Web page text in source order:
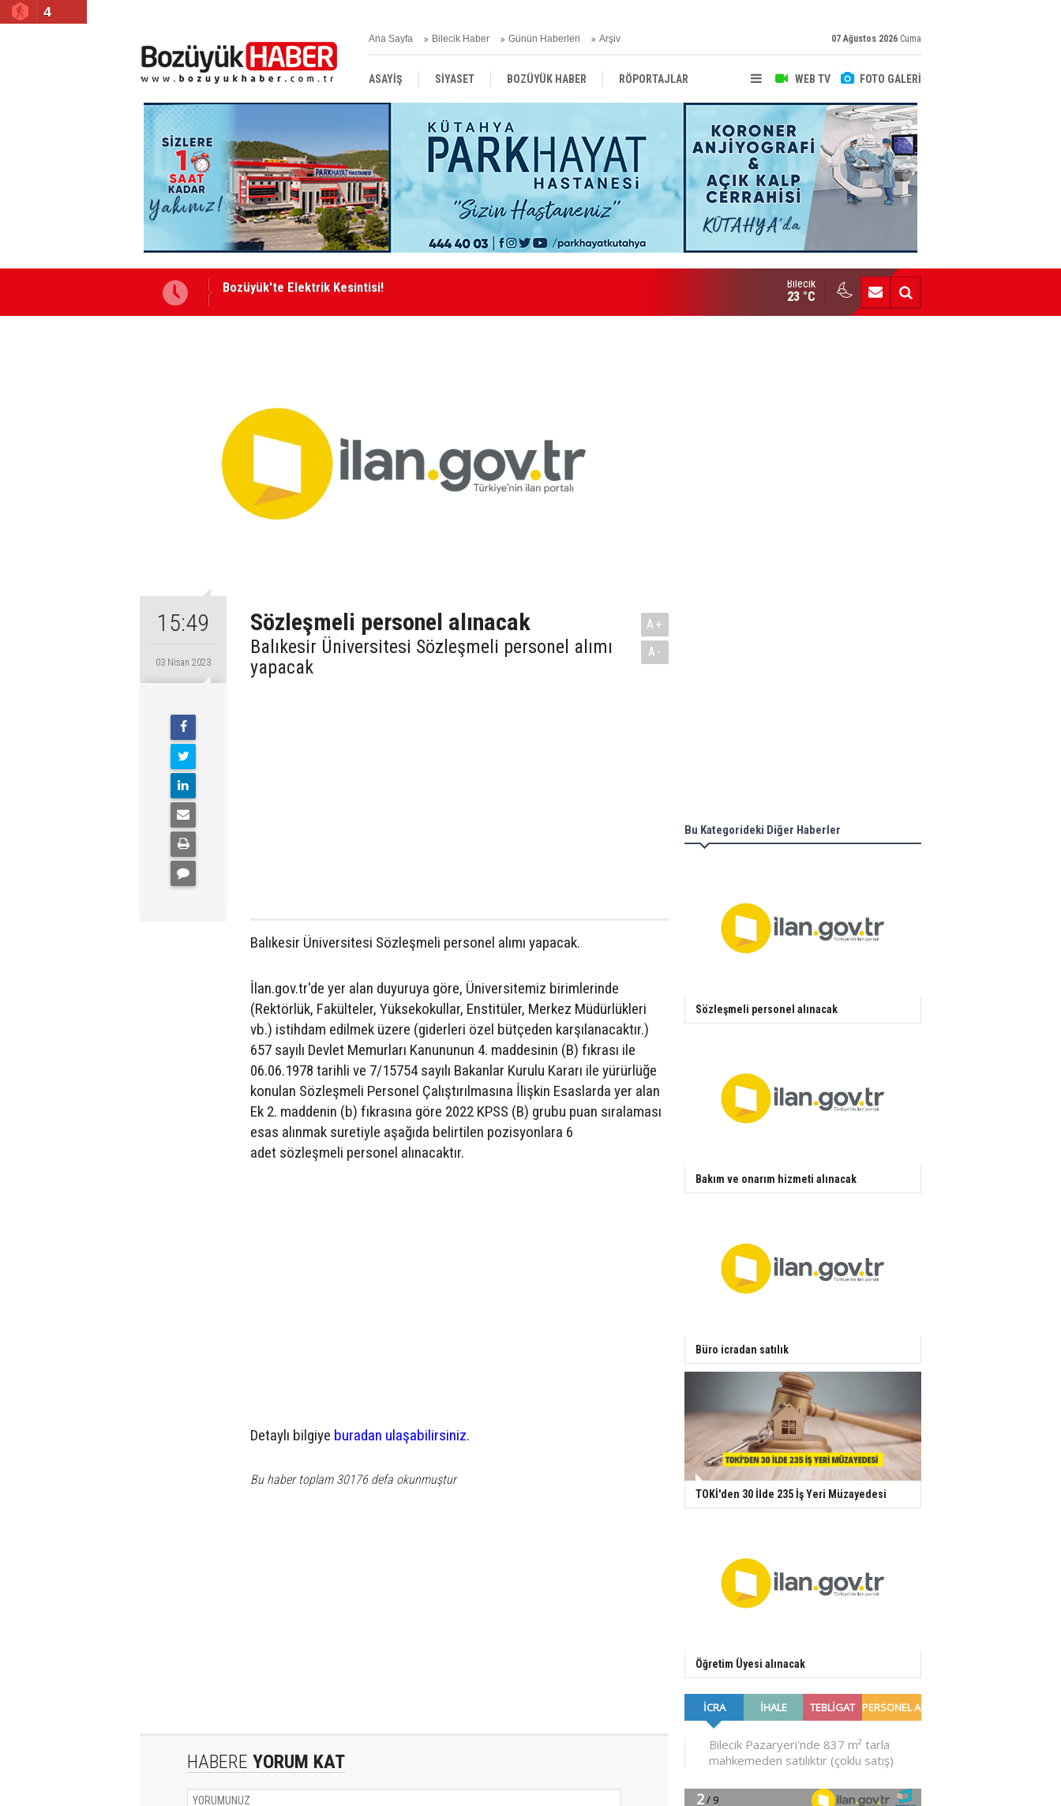
4
Ana Sayfa Bilecik Haber Günün Haberleri Arşiv 07 Ağustos 2026 Cuma
WEB TV FOTO GALERİ
ASAYİŞ SİYASET BOZÜYÜK HABER RÖPORTAJLAR
RESMİ İLANLAR
Bismillah Yeni Yazarımız İbrahim Kılınç Gazetemizde
Bilecik
23 °C
15:49
03 Nisan 2023
Sözleşmeli personel alınacak
Balıkesir Üniversitesi Sözleşmeli personel alımı
yapacak
A+
A-
Balıkesir Üniversitesi Sözleşmeli personel alımı yapacak.
İlan.gov.tr'de yer alan duyuruya göre, Üniversitemiz birimlerinde
(Rektörlük, Fakülteler, Yüksekokullar, Enstitüler, Merkez Müdürlükleri
vb.) istihdam edilmek üzere (giderleri özel bütçeden karşılanacaktır.)
657 sayılı Devlet Memurları Kanununun 4. maddesinin (B) fıkrası ile
06.06.1978 tarihli ve 7/15754 sayılı Bakanlar Kurulu Kararı ile yürürlüğe
konulan Sözleşmeli Personel Çalıştırılmasına İlişkin Esaslarda yer alan
Ek 2. maddenin (b) fıkrasına göre 2022 KPSS (B) grubu puan sıralaması
esas alınmak suretiyle aşağıda belirtilen pozisyonlara 6
adet sözleşmeli personel alınacaktır.
Detaylı bilgiye buradan ulaşabilirsiniz.
Bu haber toplam 30176 defa okunmuştur
HABERE YORUM KAT
Bu Kategorideki Diğer Haberler
Sözleşmeli personel alınacak
Bakım ve onarım hizmeti alınacak
Büro icradan satılık
TOKİ'den 30 İlde 235 İş Yeri Müzayedesi
Öğretim Üyesi alınacak